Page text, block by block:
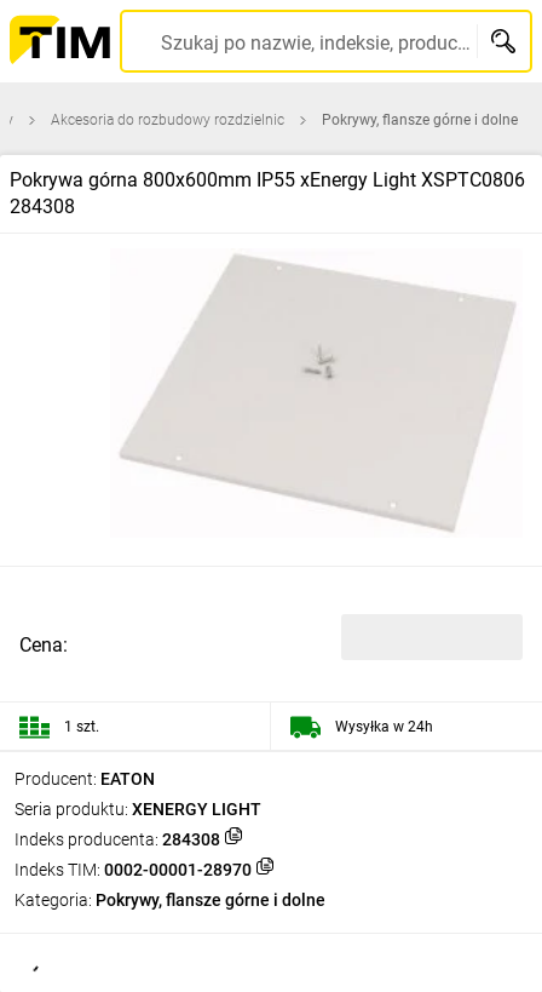
Szukaj po nazwie, indeksie, producencie, kodzie kreskowym...
Akcesoria do rozbudowy rozdzielnic Pokrywy, flansze górne i dolne
Pokrywa górna 800x600mm IP55 xEnergy Light XSPTC0806
284308
Producent: EATON
Seria produktu: XENERGY LIGHT
Indeks producenta: 284308
Indeks TIM: 0002-00001-28970
Kategoria: Pokrywy, flansze górne i dolne
Cena:
1 szt. Wysyłka w 24h